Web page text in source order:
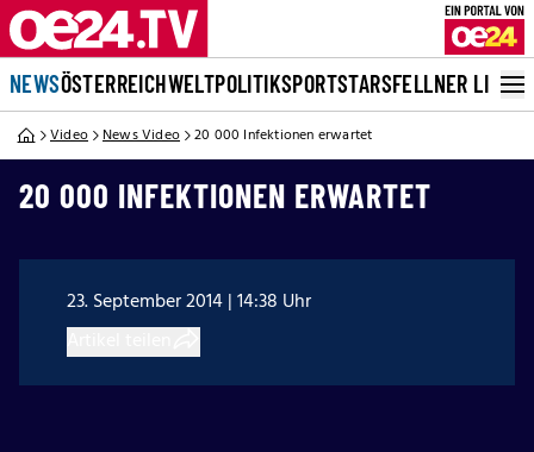
NEWSÖSTERREICHWELTPOLITIKSPORTSTARSFELLNER LIVE
Video News Video 20 000 Infektionen erwartet
20 000 INFEKTIONEN ERWARTET
23. September 2014 | 14:38 Uhr